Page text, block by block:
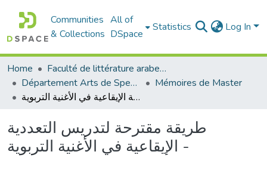
Communities
& Collections
All of
DSpace
Statistics Log In
Home
Faculté de littérature arabe et des arts
Département Arts de Spectacle
Mémoires de Master
طريقة مقترحة لتدريس التعددية الإيقاعية في الأغنية التربوية -
طريقة مقترحة لتدريس التعددية
الإيقاعية في الأغنية التربوية -